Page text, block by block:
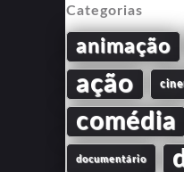
Categorias
animação
ação
comédia
documentário